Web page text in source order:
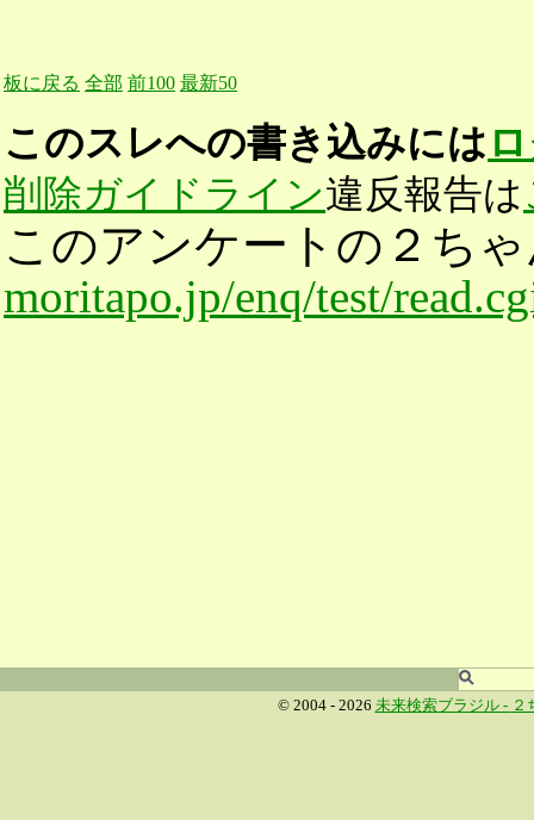
板に戻る 全部 前100 最新50
このスレへの書き込みには
削除ガイドライン違反報告は
このアンケートの２ち
moritapo.jp/enq/test/
© 2004 - 2026 未来検索ブラジル - ２